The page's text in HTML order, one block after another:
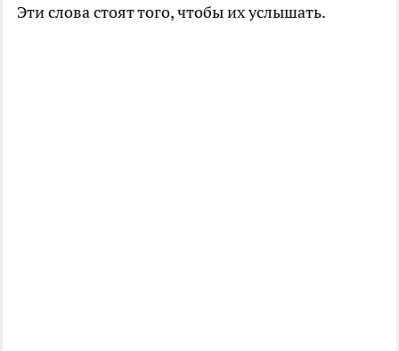
Эти слова стоят того, чтобы их услышать.